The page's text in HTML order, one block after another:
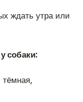
ждать утра или
собаки:
тёмная,